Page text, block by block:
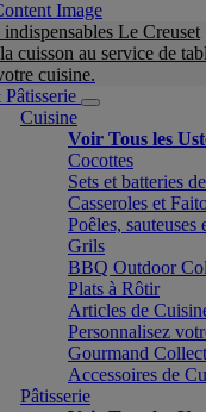
indispensables Le Creuset
cuisson au service de
cuisine.
Cuisine
Voir Tous les
Cocottes
Sets et batteries
Casseroles et
Poêles, sauteuses
Grils
BBQ Outdoor
Plats à Rôtir
Articles de
Personnalisez
Gourmand
Accessoires de
Pâtisserie